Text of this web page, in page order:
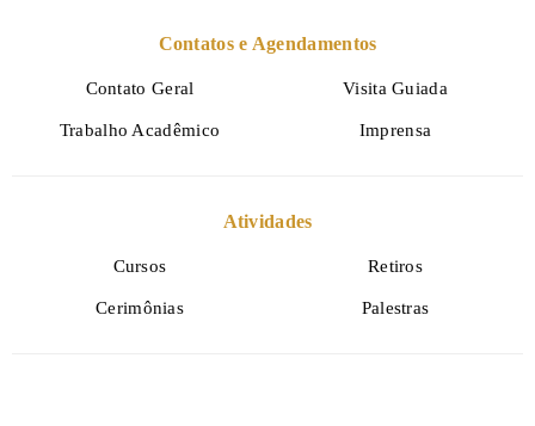
Contatos e Agendamentos
Contato Geral Visita Guiada
Trabalho Acadêmico Imprensa
Atividades
Cursos Retiros
Cerimônias Palestras